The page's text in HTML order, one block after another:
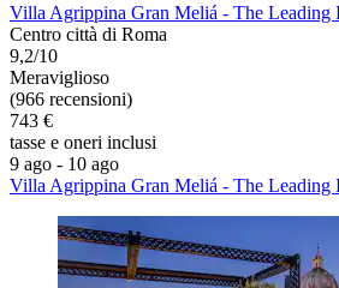
Villa Agrippina Gran Meliá - The Leading
Centro città di Roma
9,2/10
Meraviglioso
(966 recensioni)
743 €
tasse e oneri inclusi
9 ago - 10 ago
Villa Agrippina Gran Meliá - The Leading